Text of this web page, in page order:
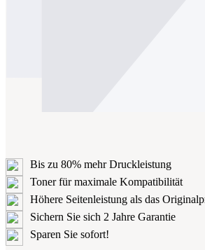
Bis zu 80% mehr Druckleistung
Toner für maximale Kompatibilität
Höhere Seitenleistung als das
Sichern Sie sich 2 Jahre Garantie
Sparen Sie sofort!